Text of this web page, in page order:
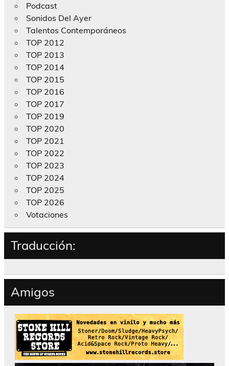
Podcast
Sonidos Del Ayer
Talentos Contemporáneos
TOP 2012
TOP 2013
TOP 2014
TOP 2015
TOP 2016
TOP 2017
TOP 2019
TOP 2020
TOP 2021
TOP 2022
TOP 2023
TOP 2024
TOP 2025
TOP 2026
Votaciones
Traducción:
Amigos